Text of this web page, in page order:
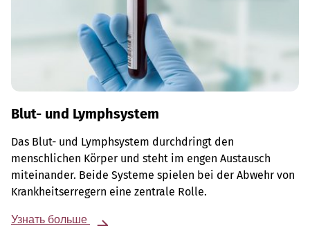
Blut- und Lymphsystem
Das Blut- und Lymphsystem durchdringt den
menschlichen Körper und steht im engen Austausch
miteinander. Beide Systeme spielen bei der Abwehr von
Krankheitserregern eine zentrale Rolle.
Узнать больше